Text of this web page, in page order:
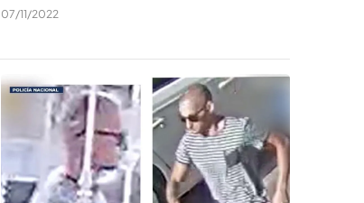
07/11/2022